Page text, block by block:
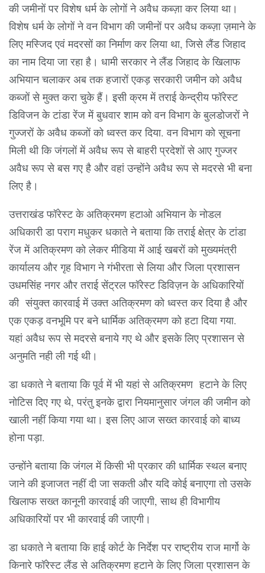
की जमीनों पर विशेष धर्म के लोगों ने अवैध कब्ज़ा कर लिया था।
विशेष धर्म के लोगों ने वन विभाग की जमीनों पर अवैध कब्ज़ा ज़माने के
लिए मस्जिद एवं मदरसों का निर्माण कर लिया था, जिसे लैंड जिहाद
का नाम दिया जा रहा है। धामी सरकार ने लैंड जिहाद के खिलाफ
अभियान चलाकर अब तक हजारों एकड़ सरकारी जमीन को अवैध
कब्जों से मुक्त करा चुके हैं। इसी क्रम में तराई केन्द्रीय फॉरेस्ट
डिविजन के टांडा रेंज में बुधवार शाम को वन विभाग के बुलडोजरों ने
गुज्जरों के अवैध कब्जों को ध्वस्त कर दिया. वन विभाग को सूचना
मिली थी कि जंगलों में अवैध रूप से बाहरी प्रदेशों से आए गुज्जर
अवैध रूप से बस गए है और वहां उन्होंने अवैध रूप से मदरसे भी बना
लिए है।
उत्तराखंड फॉरेस्ट के अतिक्रमण हटाओ अभियान के नोडल
अधिकारी डा पराग मधुकर धकाते ने बताया कि तराई क्षेत्र के टांडा
रेंज में अतिक्रमण को लेकर मीडिया में आई खबरों को मुख्यमंत्री
कार्यालय और गृह विभाग ने गंभीरता से लिया और जिला प्रशासन
उधमसिंह नगर और तराई सेंट्रल फॉरेस्ट डिविज़न के अधिकारियों
की संयुक्त कारवाई में उक्त अतिक्रमण को ध्वस्त कर दिया है और
एक एकड़ वनभूमि पर बने धार्मिक अतिक्रमण को हटा दिया गया.
यहां अवैध रूप से मदरसे बनाये गए थे और इसके लिए प्रशासन से
अनुमति नही ली गई थी।
डा धकाते ने बताया कि पूर्व में भी यहां से अतिक्रमण हटाने के लिए
नोटिस दिए गए थे, परंतु इनके द्वारा नियमानुसार जंगल की जमीन को
खाली नहीं किया गया था। इस लिए आज सख्त कारवाई को बाध्य
होना पड़ा.
उन्होंने बताया कि जंगल में किसी भी प्रकार की धार्मिक स्थल बनाए
जाने की इजाजत नहीं दी जा सकती और यदि कोई बनाएगा तो उसके
खिलाफ सख्त कानूनी कारवाई की जाएगी, साथ ही विभागीय
अधिकारियों पर भी कारवाई की जाएगी।
डा धकाते ने बताया कि हाई कोर्ट के निर्देश पर राष्ट्रीय राज मार्गो के
किनारे फॉरेस्ट लैंड से अतिक्रमण हटाने के लिए जिला प्रशासन के